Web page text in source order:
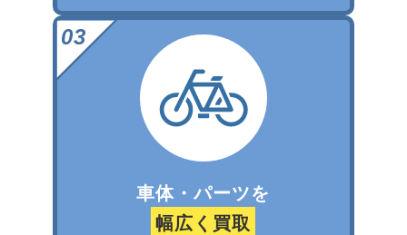
車体・パーツを
幅広く買取